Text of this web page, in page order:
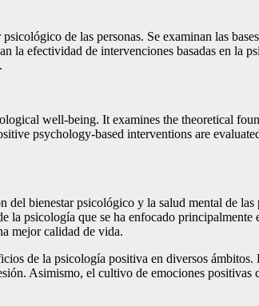
de las personas. Se examinan las
la efectividad de intervenciones basadas en la
well-being. It examines the theoretical
psychology-based interventions are
bienestar psicológico y la salud mental de las
psicología que se ha enfocado
mejor calidad de vida.
de la psicología positiva en diversos
Asimismo, el cultivo de emociones